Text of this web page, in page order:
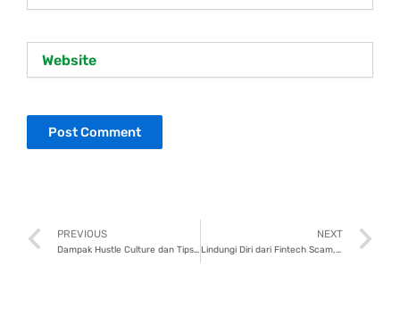
Prev
PREVIOUS NEXT